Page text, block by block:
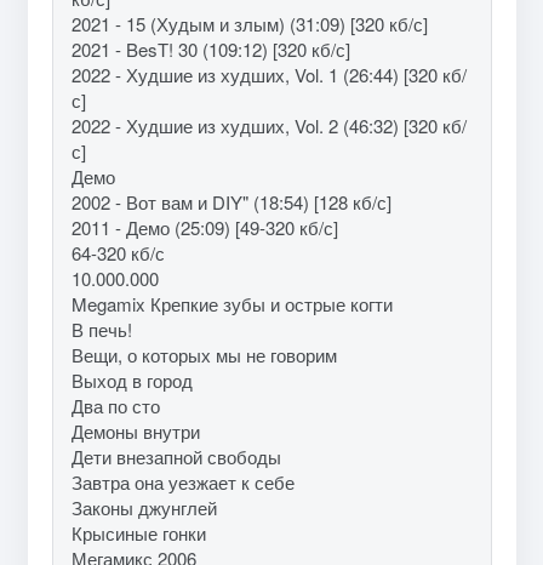
2021 - 15 (Худым и злым) (31:09) [320 кб/с]
2021 - BesТ! 30 (109:12) [320 кб/с]
2022 - Худшие из худших, Vol. 1 (26:44) [320 кб/
с]
2022 - Худшие из худших, Vol. 2 (46:32) [320 кб/
с]
Демо
2002 - Вот вам и DIY" (18:54) [128 кб/с]
2011 - Демо (25:09) [49-320 кб/с]
64-320 кб/с
10.000.000
Megamix Крепкие зубы и острые когти
В печь!
Вещи, о которых мы не говорим
Выход в город
Два по сто
Демоны внутри
Дети внезапной свободы
Завтра она уезжает к себе
Законы джунглей
Крысиные гонки
Мегамикс 2006